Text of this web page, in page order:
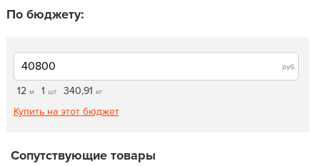
По бюджету:
руб.
12 м 1 шт 340,91 кг
Купить на этот бюджет
Сопутствующие товары